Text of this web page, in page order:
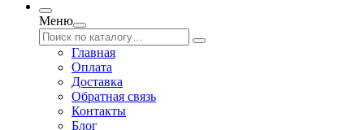
Меню
Главная
Оплата
Доставка
Обратная связь
Контакты
Блог